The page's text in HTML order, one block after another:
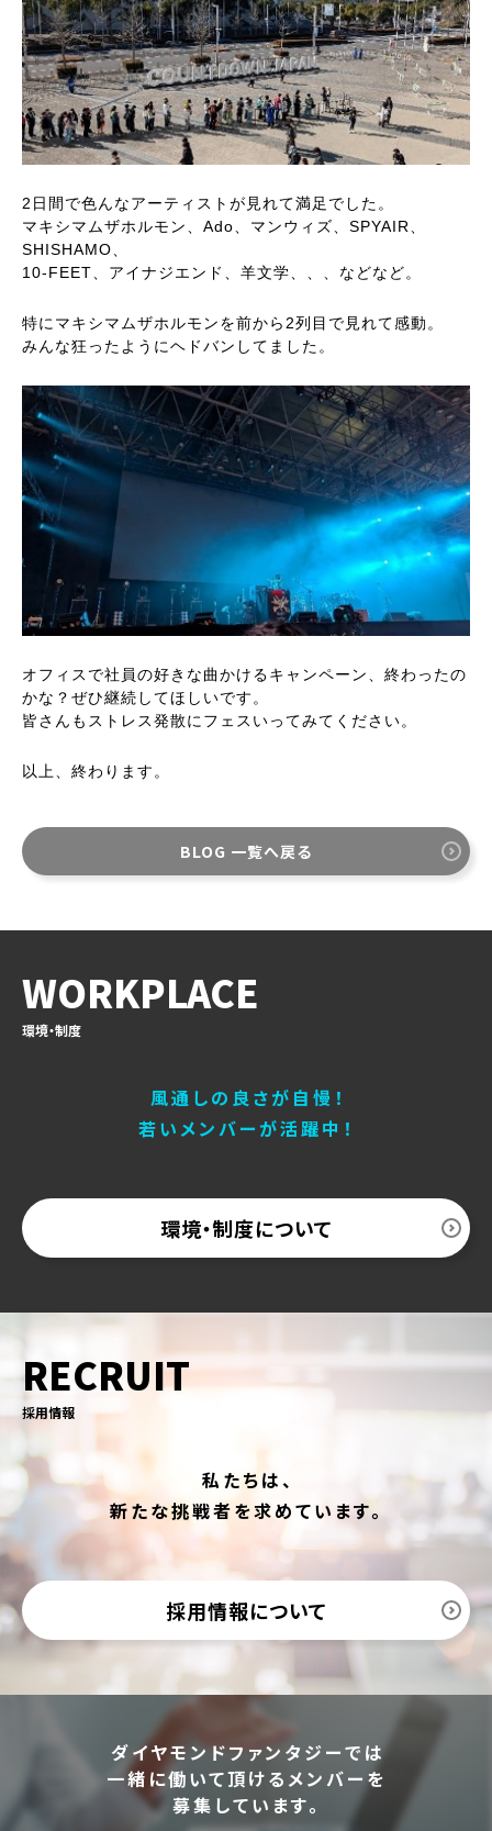
2日間で色んなアーティストが見れて満足でした。
マキシマムザホルモン、Ado、マンウィズ、SPYAIR、
SHISHAMO、
10‐FEET、アイナジエンド、羊文学、、、などなど。
特にマキシマムザホルモンを前から2列目で見れて感動。
みんな狂ったようにヘドバンしてました。
オフィスで社員の好きな曲かけるキャンペーン、終わったの
かな？ぜひ継続してほしいです。
皆さんもストレス発散にフェスいってみてください。
以上、終わります。
BLOG 一覧へ戻る
WORKPLACE
環境・制度
風通しの良さが自慢！
若いメンバーが活躍中！
環境・制度について
RECRUIT
採用情報
私たちは、
新たな挑戦者を求めています。
採用情報について
ダイヤモンドファンタジーでは
一緒に働いて頂けるメンバーを
募集しています。